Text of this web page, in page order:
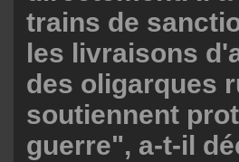
trains de
les livraisons
des oligarques
soutiennent
guerre", a-t-il